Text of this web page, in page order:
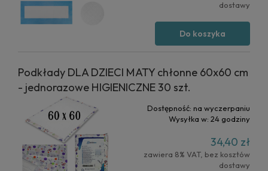
dostawy
Do koszyka
Podkłady DLA DZIECI MATY chłonne 60x60 cm
- jednorazowe HIGIENICZNE 30 szt.
Dostępność: na wyczerpaniu
Wysyłka w: 24 godziny
34,40 zł
zawiera 8% VAT, bez kosztów
dostawy